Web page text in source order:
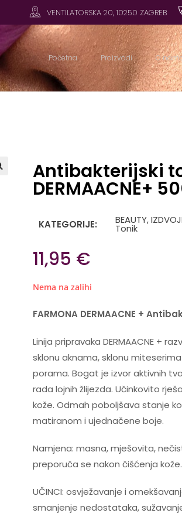
VENTILATORSKA 20, 10250 ZAGREB
Početna Proizvodi O
Antibakterijski
DERMAACNE+
KATEGORIJE: BEAUTY,
Tonik
11,95 €
Nema na zalihi
FARMONA DERMAACNE +
Linija pripravaka DERMAACNE +
sklonu aknama, sklonu
porama. Bogat je izvor aktivnih
rada lojnih žlijezda. Učinkovito
kože. Odmah poboljšava stanje
matiranom i ujednačene boje.
Namjena: masna, mješovita,
preporuča se nakon čišćenja kože.
UČINCI: osvježavanje i
smanjenje nedostataka,